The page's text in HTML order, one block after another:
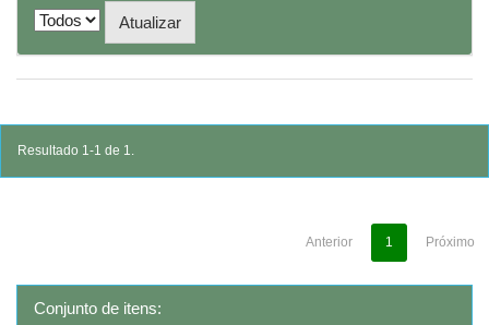
Resultado 1-1 de 1.
Anterior 1 Próximo
Conjunto de itens: